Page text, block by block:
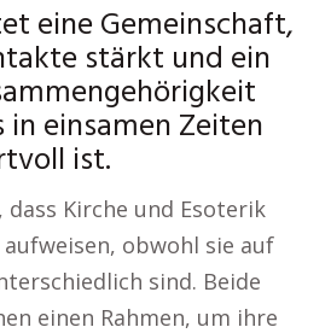
eine Gemeinschaft,
stärkt und ein
einsamen Zeiten
ist.
dass Kirche und Esoterik
obwohl sie auf
sind. Beide
einen Rahmen, um ihre